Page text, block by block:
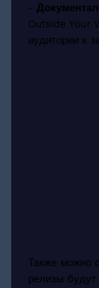
-
Outside Your
аудитории к
Также можно
релизы